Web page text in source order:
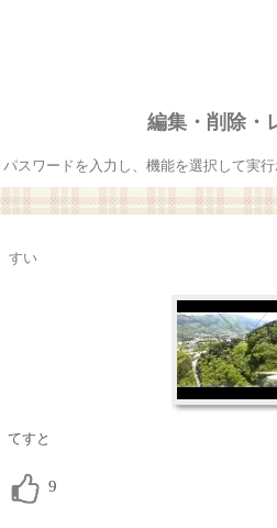
編集・削除・
パスワードを入力し、機能を選択して実
すい
てすと